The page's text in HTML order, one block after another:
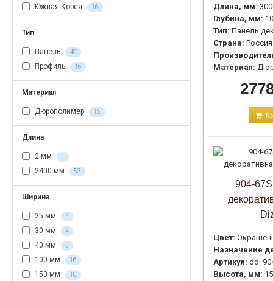
Южная Корея 16
Тип
Панель 40
Профиль 16
Материал
Дюрополимер 16
Длина
2 мм 1
2400 мм 53
Ширина
25 мм 4
30 мм 4
40 мм 5
100 мм 16
150 мм 10
Длина, мм:
Глубина, мм: 10
Тип: Панель
Страна: Россия
Материал:
904-
Цвет:
Назначение
Артикул:
Высота, мм: